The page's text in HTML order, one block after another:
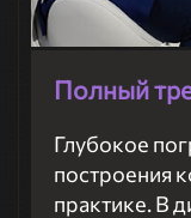
Полный
Глубокое
построения
практике. В